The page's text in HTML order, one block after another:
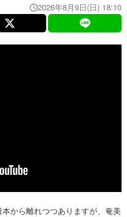
2026年8月9日(日) 18:10
から離れつつありますが、奄美